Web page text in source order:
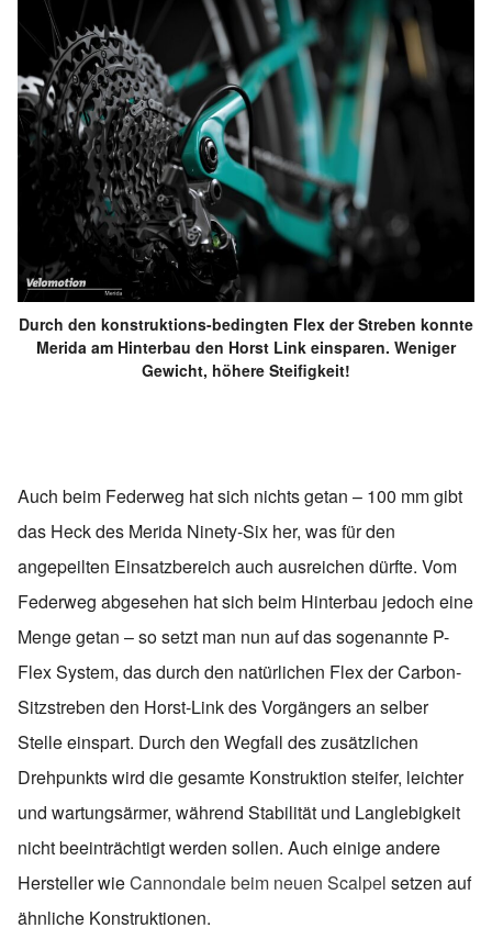
Durch den konstruktions-bedingten Flex der Streben konnte
Merida am Hinterbau den Horst Link einsparen. Weniger
Gewicht, höhere Steifigkeit!
Auch beim Federweg hat sich nichts getan – 100 mm gibt
das Heck des Merida Ninety-Six her, was für den
angepeilten Einsatzbereich auch ausreichen dürfte. Vom
Federweg abgesehen hat sich beim Hinterbau jedoch eine
Menge getan – so setzt man nun auf das sogenannte P-
Flex System, das durch den natürlichen Flex der Carbon-
Sitzstreben den Horst-Link des Vorgängers an selber
Stelle einspart. Durch den Wegfall des zusätzlichen
Drehpunkts wird die gesamte Konstruktion steifer, leichter
und wartungsärmer, während Stabilität und Langlebigkeit
nicht beeinträchtigt werden sollen. Auch einige andere
Hersteller wieCannondale beim neuen Scalpel setzen auf
ähnliche Konstruktionen.